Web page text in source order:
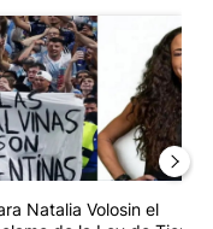
inflación en CABA
de tendencia con
Natalia Volosin el